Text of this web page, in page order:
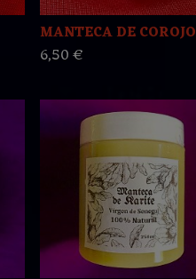
MANTECA DE COROJO
6,50 €